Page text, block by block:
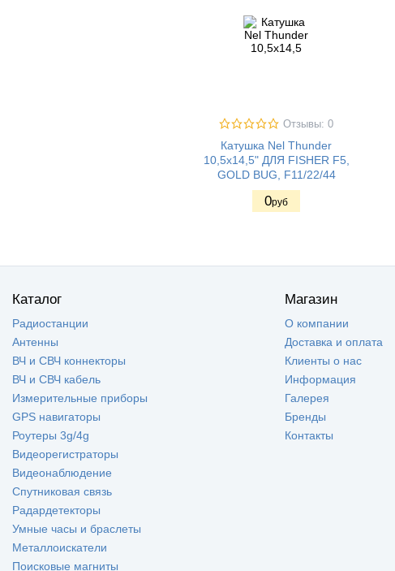
Отзывы: 0
Катушка Nel Thunder
10,5x14,5" ДЛЯ FISHER F5,
GOLD BUG, F11/22/44
0руб
Каталог
Радиостанции
Антенны
ВЧ и СВЧ коннекторы
ВЧ и СВЧ кабель
Измерительные приборы
GPS навигаторы
Роутеры 3g/4g
Видеорегистраторы
Видеонаблюдение
Спутниковая связь
Радардетекторы
Умные часы и браслеты
Металлоискатели
Поисковые магниты
Магазин
О компании
Доставка и оплата
Клиенты о нас
Информация
Галерея
Бренды
Контакты